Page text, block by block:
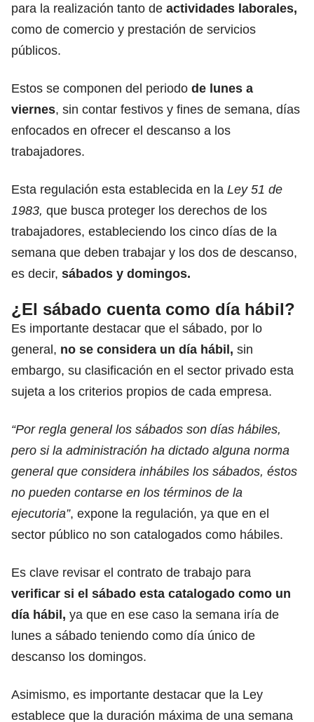
para la realización tanto de actividades laborales,
como de comercio y prestación de servicios
públicos.
Estos se componen del periodo de lunes a
viernes, sin contar festivos y fines de semana, días
enfocados en ofrecer el descanso a los
trabajadores.
Esta regulación esta establecida en la Ley 51 de
1983, que busca proteger los derechos de los
trabajadores, estableciendo los cinco días de la
semana que deben trabajar y los dos de descanso,
es decir, sábados y domingos.
¿El sábado cuenta como día hábil?
Es importante destacar que el sábado, por lo
general, no se considera un día hábil, sin
embargo, su clasificación en el sector privado esta
sujeta a los criterios propios de cada empresa.
“Por regla general los sábados son días hábiles,
pero si la administración ha dictado alguna norma
general que considera inhábiles los sábados, éstos
no pueden contarse en los términos de la
ejecutoria”, expone la regulación, ya que en el
sector público no son catalogados como hábiles.
Es clave revisar el contrato de trabajo para
verificar si el sábado esta catalogado como un
día hábil, ya que en ese caso la semana iría de
lunes a sábado teniendo como día único de
descanso los domingos.
Asimismo, es importante destacar que la Ley
establece que la duración máxima de una semana